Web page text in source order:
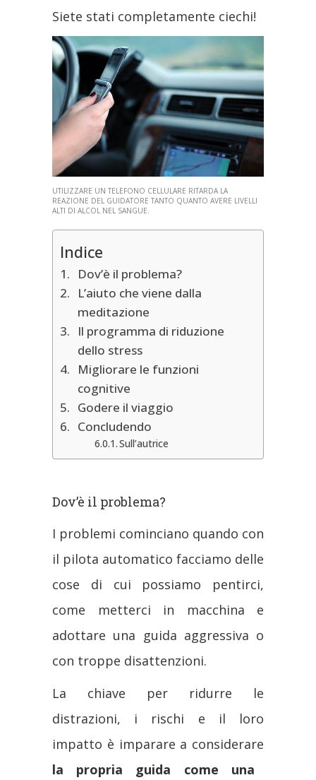
Siete stati completamente ciechi!
UTILIZZARE UN TELEFONO CELLULARE RITARDA LA
REAZIONE DEL GUIDATORE TANTO QUANTO AVERE LIVELLI
ALTI DI ALCOL NEL SANGUE.
Indice
Dov’è il problema?
L’aiuto che viene dalla
meditazione
Il programma di riduzione
dello stress
Migliorare le funzioni
cognitive
Godere il viaggio
Concludendo
Sull’autrice
Dov’è il problema?
I problemi cominciano quando con
il pilota automatico facciamo delle
cose di cui possiamo pentirci,
come metterci in macchina e
adottare una guida aggressiva o
con troppe disattenzioni.
La chiave per ridurre le
distrazioni, i rischi e il loro
impatto è imparare a considerare
la propria guida come una